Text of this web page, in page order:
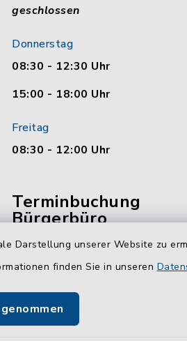
Darstellung unserer Website zu
finden Sie in unseren
geschlossen
Donnerstag
08:30 - 12:30 Uhr
15:00 - 18:00 Uhr
Freitag
08:30 - 12:00 Uhr
Terminbuchung
Bürgerbüro
Vereinbaren Sie hier bequem
online Ihren Termin für das
Jetzt Termin buchen